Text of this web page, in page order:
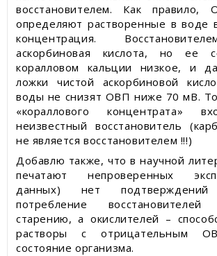
восстановителем. Как правило,
определяют растворенные в воде
концентрация.
аскорбиновая кислота, но ее
коралловом кальции низкое, и
ложки чистой аскорбиновой
воды не снизят ОВП ниже 70 мВ. То
«кораллового концентрата»
неизвестный восстановитель
не является восстановителем !!!)
Добавлю также, что в научной
печатают непроверенных
данных) нет
потребление восстановителей
старению, а окислителей –
растворы с отрицательным
состояние организма.